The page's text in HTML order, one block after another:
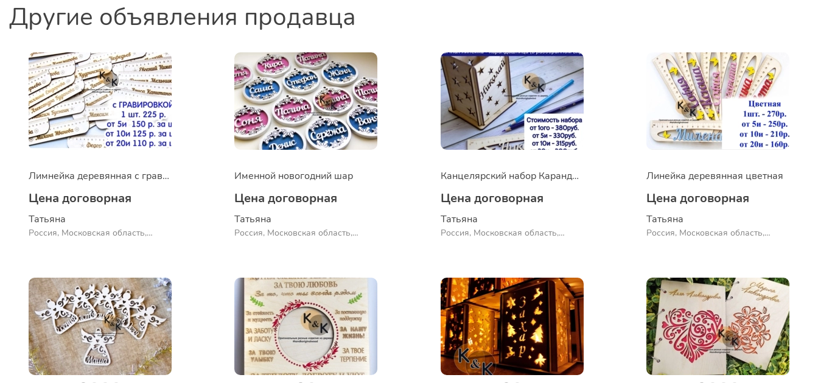
Другие объявления продавца
Лимнейка деревянная с гравировкой
Цена договорная
Татьяна
Россия, Московская область,
Именной новогодний шар
Цена договорная
Татьяна
Россия, Московская область,
Канцелярский набор Карандашница и линейка
Цена договорная
Татьяна
Россия, Московская область,
Линейка деревянная цветная
Цена договорная
Татьяна
Россия, Московская область,